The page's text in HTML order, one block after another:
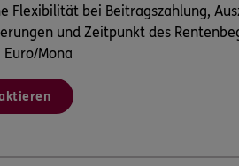
Flexibilität bei Beitragszahlung,
und Zeitpunkt des
Mona